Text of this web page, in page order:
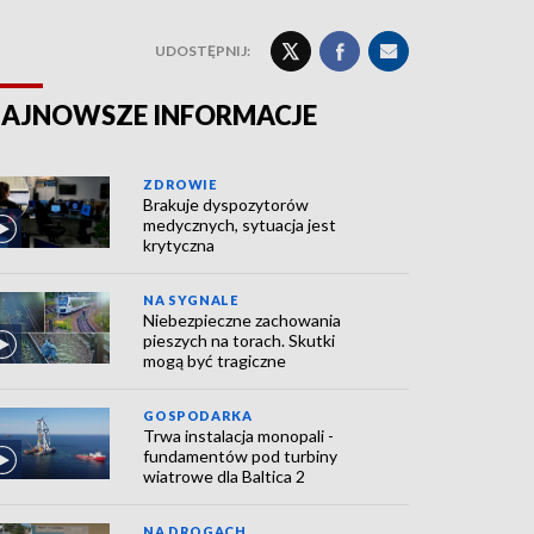
UDOSTĘPNIJ:
INFORMACJE
ZDROWIE
Brakuje dyspozytorów
medycznych, sytuacja jest
krytyczna
NA SYGNALE
Niebezpieczne zachowania
pieszych na torach. Skutki
mogą być tragiczne
GOSPODARKA
Trwa instalacja monopali -
fundamentów pod turbiny
wiatrowe dla Baltica 2